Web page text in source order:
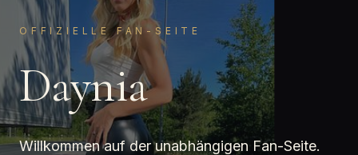
OFFIZIELLE FAN-SEITE
Daynia
Willkommen auf der unabhängigen Fan-Seite.